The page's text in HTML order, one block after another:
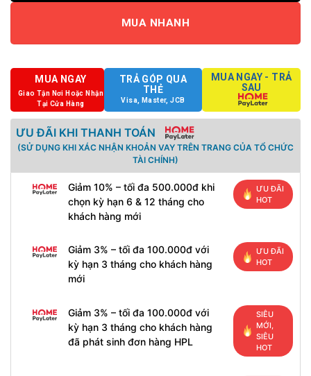
MUA NHANH
MUA NGAY
Giao Tận Nơi Hoặc Nhận
Tại Cửa Hàng
TRẢ GÓP QUA
THẺ
Visa, Master, JCB
MUA NGAY - TRẢ
SAU
ƯU ĐÃI KHI THANH TOÁN
(SỬ DỤNG KHI XÁC NHẬN KHOẢN VAY TRÊN TRANG CỦA TỔ CHỨC
TÀI CHÍNH)
Giảm 10% – tối đa 500.000đ khi
chọn kỳ hạn 6 & 12 tháng cho
khách hàng mới
ƯU ĐÃI
HOT
Giảm 3% – tối đa 100.000đ với
kỳ hạn 3 tháng cho khách hàng
mới
ƯU ĐÃI
HOT
Giảm 3% – tối đa 100.000đ với
kỳ hạn 3 tháng cho khách hàng
đã phát sinh đơn hàng HPL
SIÊU
MỚI,
SIÊU
HOT